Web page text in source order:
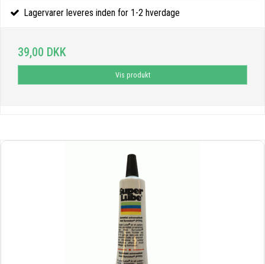
Lagervarer leveres inden for 1-2 hverdage
39,00 DKK
Vis produkt